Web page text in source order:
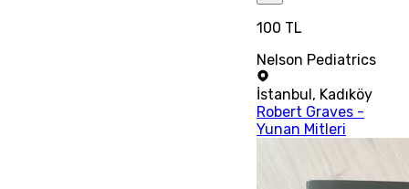
100 TL
Nelson Pediatrics
İstanbul , Kadıköy
Robert Graves -
Yunan Mitleri